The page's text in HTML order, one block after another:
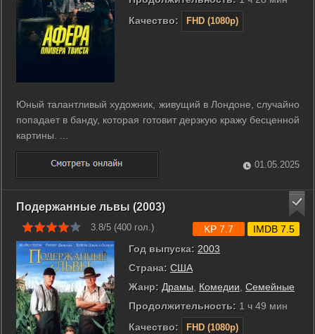
Качество:
FHD (1080p)
Юный талантливый художник, живущий в Лондоне, случайно
попадает в банду, которая готовит дерзкую кражу бесценной
картины. ...
01.05.2025
Подержанные львы (2003)
3.8/5 (400 гол.)
Год выпуска: 2003
Страна: США
Жанр: Драмы, Комедии, Семейные
Продолжительность: 1 ч 49 мин
Качество:
FHD (1080p)
KP 7.7 IMDB 7.5